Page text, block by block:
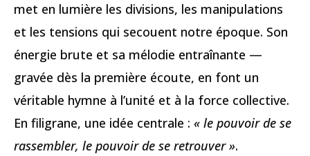
met en lumière les divisions, les manipulations
et les tensions qui secouent notre époque. Son
énergie brute et sa mélodie entraînante —
gravée dès la première écoute, en font un
véritable hymne à l’unité et à la force collective.
En filigrane, une idée centrale : « le pouvoir de se
rassembler, le pouvoir de se retrouver ».